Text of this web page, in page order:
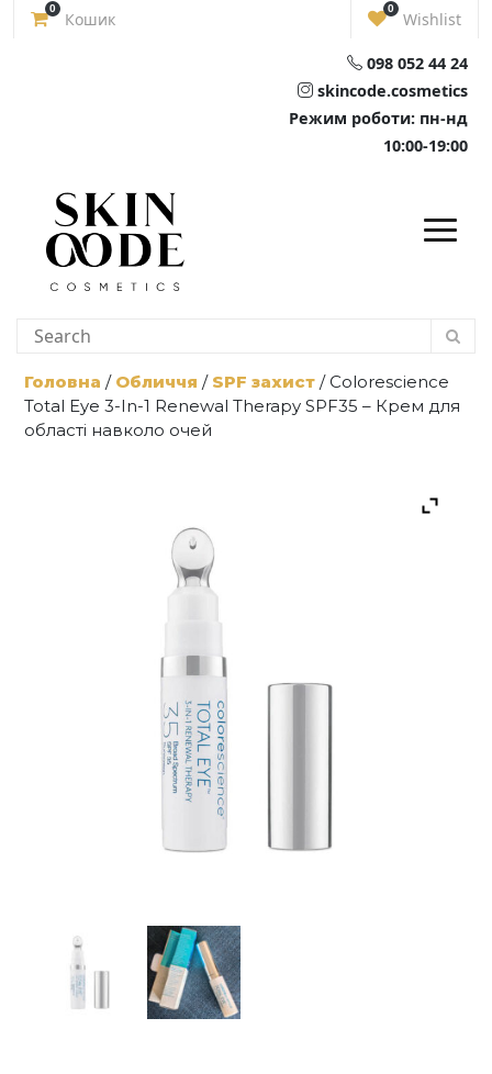
Skip
0
Кошик
0
Wishlist
098 052 44 24
skincode.cosmetics
Режим роботи: пн-нд
10:00-19:00
Головна / Обличчя / SPF захист / Colorescience
Total Eye 3-In-1 Renewal Therapy SPF35 – Крем для
області навколо очей